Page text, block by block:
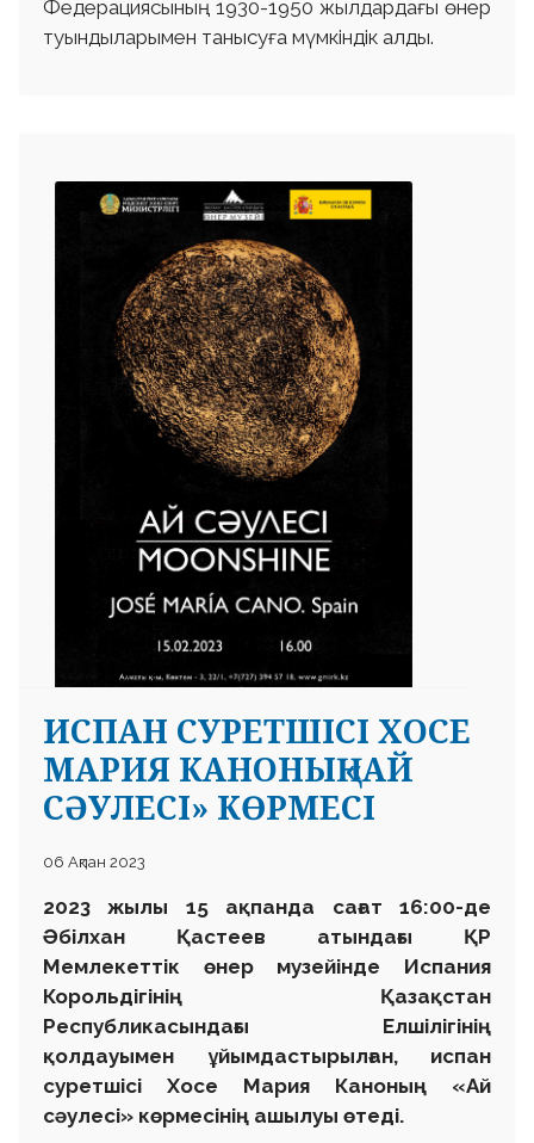
Федерациясының 1930-1950 жылдардағы өнер
туындыларымен танысуға мүмкіндік алды.
ИСПАН СУРЕТШІСІ ХОСЕ
МАРИЯ КАНОНЫҢ «АЙ
СӘУЛЕСІ» КӨРМЕСІ
06 Ақпан 2023
2023 жылы 15 ақпанда сағат 16:00-де
Әбілхан Қастеев атындағы ҚР
Мемлекеттік өнер музейінде Испания
Корольдігінің Қазақстан
Республикасындағы Елшілігінің
қолдауымен ұйымдастырылған, испан
суретшісі Хосе Мария Каноның «Ай
сәулесі» көрмесінің ашылуы өтеді.